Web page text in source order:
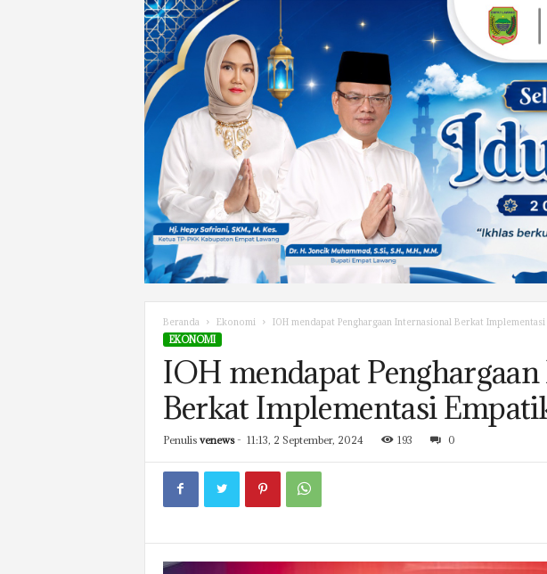
Beranda Ekonomi IOH mendapat Penghargaan Internasional Berkat
EKONOMI
IOH mendapat
Berkat Implementasi
Penulis venews- 11:13, 2 September, 2024 193 0